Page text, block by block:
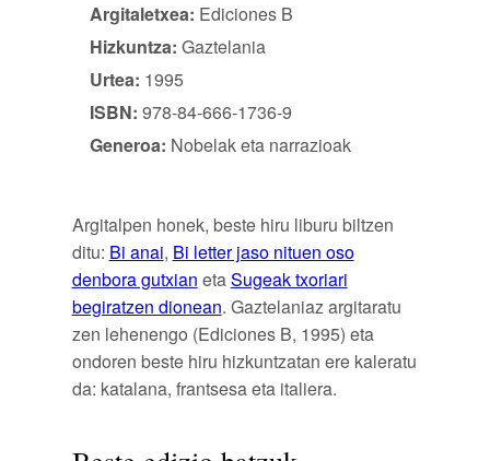
Argitaletxea: Ediciones B
Hizkuntza: Gaztelania
Urtea: 1995
ISBN: 978-84-666-1736-9
Generoa: Nobelak eta narrazioak
Argitalpen honek, beste hiru liburu biltzen
ditu: Bi anai, Bi letter jaso nituen oso
denbora gutxian etaSugeak txoriari
begiratzen dionean. Gaztelaniaz argitaratu
zen lehenengo (Ediciones B, 1995) eta
ondoren beste hiru hizkuntzatan ere kaleratu
da: katalana, frantsesa eta italiera.